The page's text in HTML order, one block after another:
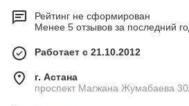
Рейтинг не сформирован
Менее 5 отзывов за последний
Работает с 21.10.2012
г. Астана
проспект Магжана Жумабаева